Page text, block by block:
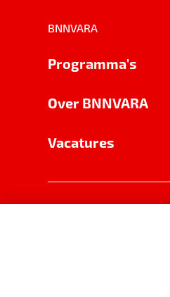
BNNVARA
Programma's
Over BNNVARA
Vacatures
Cookie-